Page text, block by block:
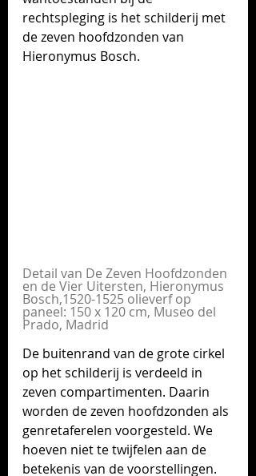
rechtspleging is het schilderij met
de zeven hoofdzonden van
Hieronymus Bosch.
Detail van De Zeven Hoofdzonden
en de Vier Uitersten, Hieronymus
Bosch,1520-1525 olieverf op
paneel: 150 x 120 cm, Museo del
Prado, Madrid
De buitenrand van de grote cirkel
op het schilderij is verdeeld in
zeven compartimenten. Daarin
worden de zeven hoofdzonden als
genretaferelen voorgesteld. We
hoeven niet te twijfelen aan de
betekenis van de voorstellingen.